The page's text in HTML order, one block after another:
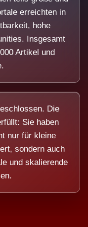
erreichten in
hohe
Insgesamt
Artikel und
Die
Sie haben
nur für kleine
sondern auch
und skalierende